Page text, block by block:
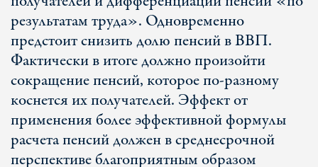
результатам труда». Одновременно
предстоит снизить долю пенсий в ВВП.
Фактически в итоге должно произойти
сокращение пенсий, которое по-разному
коснется их получателей. Эффект от
применения более эффективной формулы
расчета пенсий должен в среднесрочной
перспективе благоприятным образом